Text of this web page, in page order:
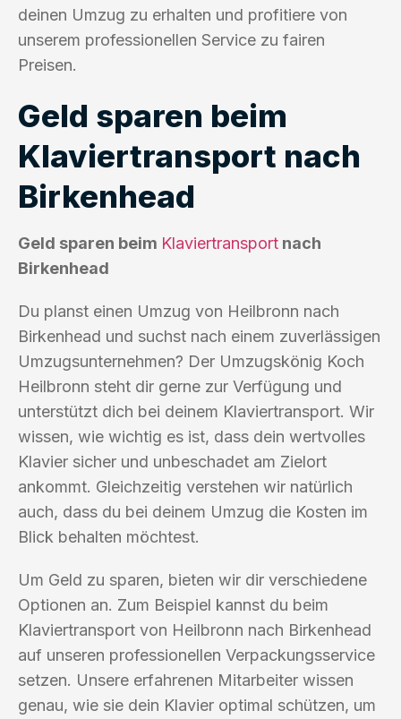
deinen Umzug zu erhalten und profitiere von
unserem professionellen Service zu fairen
Preisen.
Geld sparen beim
Klaviertransport nach
Birkenhead
Geld sparen beim Klaviertransport nach
Birkenhead
Du planst einen Umzug von Heilbronn nach
Birkenhead und suchst nach einem zuverlässigen
Umzugsunternehmen? Der Umzugskönig Koch
Heilbronn steht dir gerne zur Verfügung und
unterstützt dich bei deinem Klaviertransport. Wir
wissen, wie wichtig es ist, dass dein wertvolles
Klavier sicher und unbeschadet am Zielort
ankommt. Gleichzeitig verstehen wir natürlich
auch, dass du bei deinem Umzug die Kosten im
Blick behalten möchtest.
Um Geld zu sparen, bieten wir dir verschiedene
Optionen an. Zum Beispiel kannst du beim
Klaviertransport von Heilbronn nach Birkenhead
auf unseren professionellen Verpackungsservice
setzen. Unsere erfahrenen Mitarbeiter wissen
genau, wie sie dein Klavier optimal schützen, um